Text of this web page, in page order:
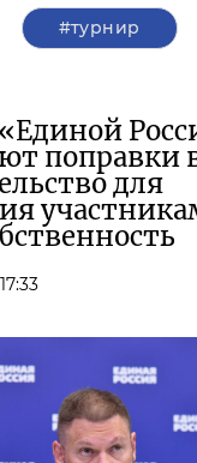
#турнир
поправки
для
17:33